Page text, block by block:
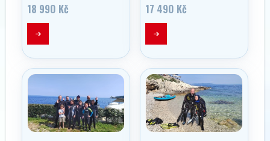
18 990 Kč 17 490 Kč